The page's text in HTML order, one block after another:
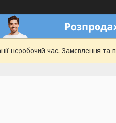
неробочий час. Замовлення